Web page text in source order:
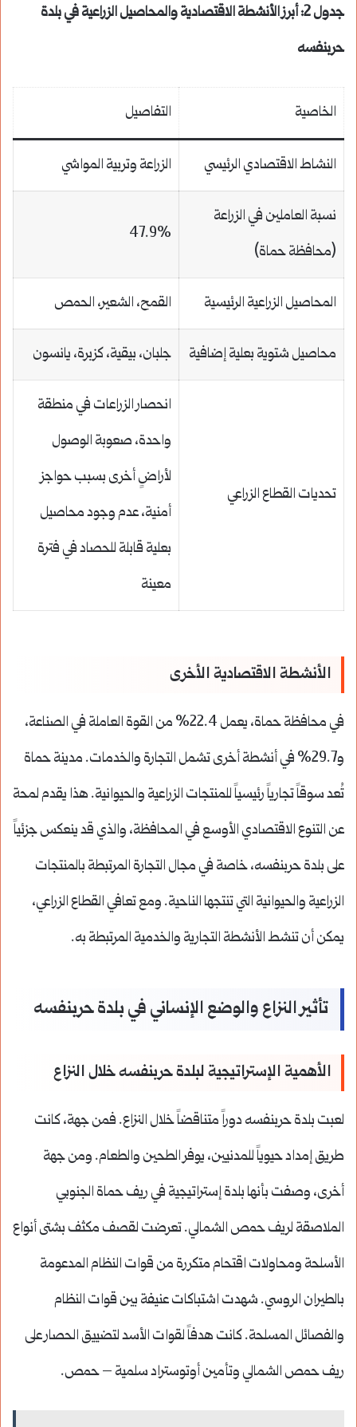
جدول 2: أبرز الأنشطة الاقتصادية والمحاصيل الزراعية في بلدة
حربنفسه
الخاصية التفاصيل
النشاط الاقتصادي الرئيسي الزراعة وتربية المواشي
نسبة العاملين في الزراعة
(محافظة حماة)
47.9%
المحاصيل الزراعية الرئيسية القمح، الشعير، الحمص
محاصيل شتوية بعلية إضافية جلبان، بيقية، كزبرة، يانسون
تحديات القطاع الزراعي
انحصار الزراعات في منطقة
واحدة، صعوبة الوصول
لأراضٍ أخرى بسبب حواجز
أمنية، عدم وجود محاصيل
بعلية قابلة للحصاد في فترة
معينة
الأنشطة الاقتصادية الأخرى
في محافظة حماة، يعمل 22.4% من القوة العاملة في الصناعة،
و29.7% في أنشطة أخرى تشمل التجارة والخدمات.
مدينة حماة
تُعد سوقاً تجارياً رئيسياً للمنتجات الزراعية والحيوانية. هذا يقدم لمحة
عن التنوع الاقتصادي الأوسع في المحافظة، والذي قد ينعكس جزئياً
على بلدة حربنفسه، خاصة في مجال التجارة المرتبطة بالمنتجات
الزراعية والحيوانية التي تنتجها الناحية. ومع تعافي القطاع الزراعي،
يمكن أن تنشط الأنشطة التجارية والخدمية المرتبطة به.
تأثير النزاع والوضع الإنساني في بلدة حربنفسه
الأهمية الإستراتيجية لبلدة حربنفسه خلال النزاع
لعبت بلدة حربنفسه دوراً متناقضاً خلال النزاع. فمن جهة، كانت
طريق إمداد حيوياً للمدنيين، يوفر الطحين والطعام. ومن جهة
أخرى، وصفت بأنها بلدة إستراتيجية في ريف حماة الجنوبي
الملاصقة لريف حمص الشمالي. تعرضت لقصف مكثف بشتى أنواع
الأسلحة ومحاولات اقتحام متكررة من قوات النظام المدعومة
بالطيران الروسي. شهدت اشتباكات عنيفة بين قوات النظام
والفصائل المسلحة. كانت هدفاً لقوات الأسد لتضييق الحصار على
ريف حمص الشمالي وتأمين أوتوستراد سلمية – حمص.